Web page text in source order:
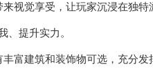
视觉享受，让玩家沉浸在独特
、提升实力。
富建筑和装饰物可选，充分发